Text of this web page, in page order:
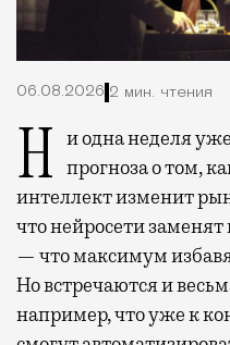
06.08.2026 2 мин. чтения
Ни одна неделя уже не обходится без нового прогноза о том,
интеллект изменит
что нейросети
— что максимум
Но встречаются и
например, что уже к